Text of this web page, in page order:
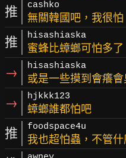
推 cashko
無關韓國吧，我很怕
推 hisashiaska
蜜蜂比蟑螂可怕多了
→ hisashiaska
或是一些摸到會癢
→ hjkkk123
蟑螂誰都怕吧
推 foodspace4u
我也超怕蟲，不管什